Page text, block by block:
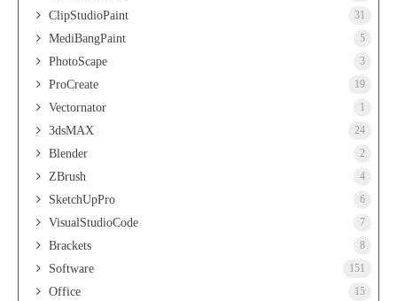
ClipStudioPaint 31
MediBangPaint 5
PhotoScape 3
ProCreate 19
Vectornator 1
3dsMAX 24
Blender 2
ZBrush 4
SketchUpPro 6
VisualStudioCode 7
Brackets 8
Software 151
Office 15